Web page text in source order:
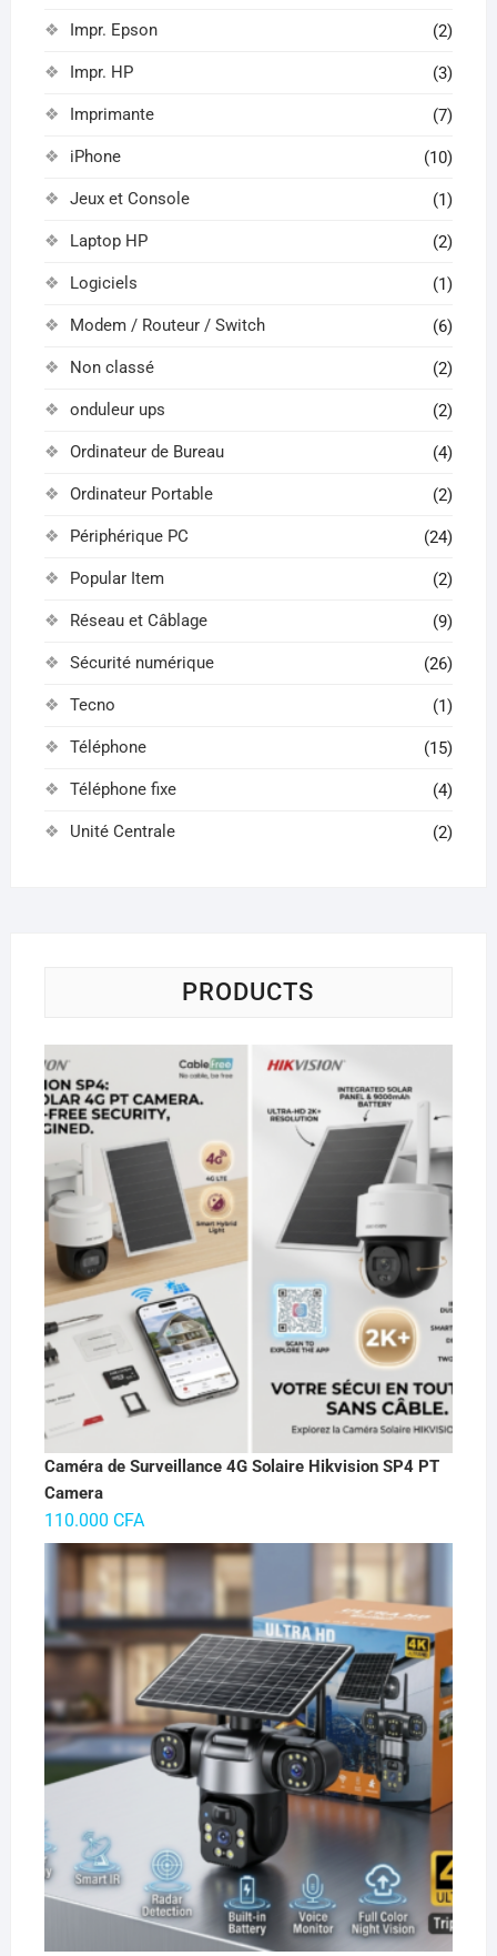
Impr. Epson (2)
Impr. HP (3)
Imprimante (7)
iPhone (10)
Jeux et Console (1)
Laptop HP (2)
Logiciels (1)
Modem / Routeur / Switch (6)
Non classé (2)
onduleur ups (2)
Ordinateur de Bureau (4)
Ordinateur Portable (2)
Périphérique PC (24)
Popular Item (2)
Réseau et Câblage (9)
Sécurité numérique (26)
Tecno (1)
Téléphone (15)
Téléphone fixe (4)
Unité Centrale (2)
PRODUCTS
Caméra de Surveillance 4G Solaire Hikvision SP4 PT
Camera
110.000 CFA